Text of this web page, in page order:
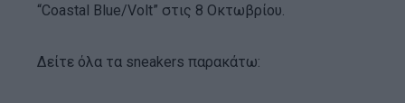
“Coastal Blue/Volt” στις 8 Οκτωβρίου.
Δείτε όλα τα sneakers παρακάτω: